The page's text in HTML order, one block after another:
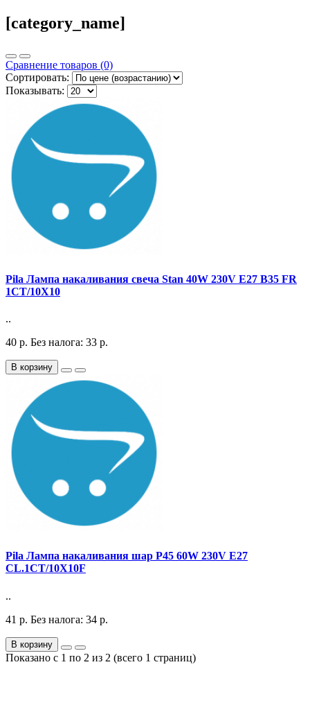
[category_name]
Сравнение товаров (0)
Сортировать:
Показывать:
Pila Лампа накаливания свеча Stan 40W 230V E27 B35 FR
1CT/10X10
..
40 р. Без налога: 33 р.
В корзину
Pila Лампа накаливания шар P45 60W 230V E27
CL.1CT/10X10F
..
41 р. Без налога: 34 р.
В корзину
Показано с 1 по 2 из 2 (всего 1 страниц)